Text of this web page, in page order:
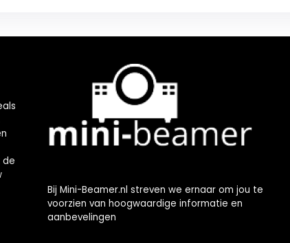
de
Bij Mini-Beamer.nl streven we ernaar om jou te
voorzien van hoogwaardige informatie en
aanbevelingen